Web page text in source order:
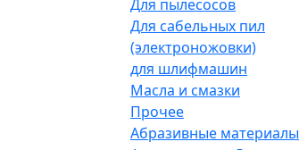
Для пылесосов
Для сабельных пил
(электроножовки)
для шлифмашин
Масла и смазки
Прочее
Абразивные материалы